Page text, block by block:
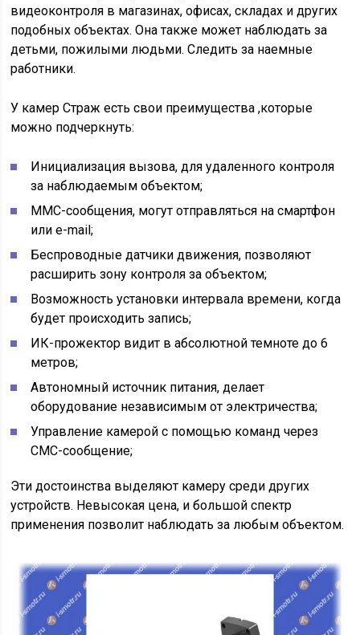
видеоконтроля в магазинах, офисах, складах и других
подобных объектах. Она также может наблюдать за
детьми, пожилыми людьми. Следить за наемные
работники.
У камер Страж есть свои преимущества ,которые
можно подчеркнуть:
Инициализация вызова, для удаленного контроля
за наблюдаемым объектом;
ММС-сообщения, могут отправляться на смартфон
или e-mail;
Беспроводные датчики движения, позволяют
расширить зону контроля за объектом;
Возможность установки интервала времени, когда
будет происходить запись;
ИК-прожектор видит в абсолютной темноте до 6
метров;
Автономный источник питания, делает
оборудование независимым от электричества;
Управление камерой с помощью команд через
СМС-сообщение;
Эти достоинства выделяют камеру среди других
устройств. Невысокая цена, и большой спектр
применения позволит наблюдать за любым объектом.